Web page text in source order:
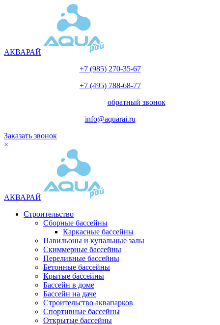
АКВАРАЙ
+7 (985) 270-35-67
+7 (495) 788-68-77
обратный звонок
info@aquarai.ru
Заказать звонок
×
АКВАРАЙ
Строительство
Сборные бассейны
Каркасные бассейны
Павильоны и купальные залы
Скиммерные бассейны
Переливные бассейны
Бетонные бассейны
Крытые бассейны
Бассейн в доме
Бассейн на даче
Строительство аквапарков
Спортивные бассейны
Открытые бассейны